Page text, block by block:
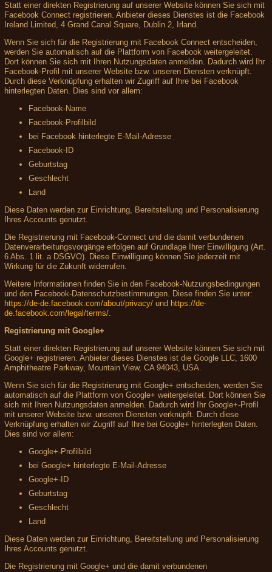
Statt einer direkten Registrierung auf unserer Website können Sie sich mit
Facebook Connect registrieren. Anbieter dieses Dienstes ist die Facebook
Ireland Limited, 4 Grand Canal Square, Dublin 2, Irland.
Wenn Sie sich für die Registrierung mit Facebook Connect entscheiden,
werden Sie automatisch auf die Plattform von Facebook weitergeleitet.
Dort können Sie sich mit Ihren Nutzungsdaten anmelden. Dadurch wird Ihr
Facebook-Profil mit unserer Website bzw. unseren Diensten verknüpft.
Durch diese Verknüpfung erhalten wir Zugriff auf Ihre bei Facebook
hinterlegten Daten. Dies sind vor allem:
Facebook-Name
Facebook-Profilbild
bei Facebook hinterlegte E-Mail-Adresse
Facebook-ID
Geburtstag
Geschlecht
Land
Diese Daten werden zur Einrichtung, Bereitstellung und Personalisierung
Ihres Accounts genutzt.
Die Registrierung mit Facebook-Connect und die damit verbundenen
Datenverarbeitungsvorgänge erfolgen auf Grundlage Ihrer Einwilligung (Art.
6 Abs. 1 lit. a DSGVO). Diese Einwilligung können Sie jederzeit mit
Wirkung für die Zukunft widerrufen.
Weitere Informationen finden Sie in den Facebook-Nutzungsbedingungen
und den Facebook-Datenschutzbestimmungen. Diese finden Sie unter:
https://de-de.facebook.com/about/privacy/ und https://de-
de.facebook.com/legal/terms/.
Registrierung mit Google+
Statt einer direkten Registrierung auf unserer Website können Sie sich mit
Google+ registrieren. Anbieter dieses Dienstes ist die Google LLC, 1600
Amphitheatre Parkway, Mountain View, CA 94043, USA.
Wenn Sie sich für die Registrierung mit Google+ entscheiden, werden Sie
automatisch auf die Plattform von Google+ weitergeleitet. Dort können Sie
sich mit Ihren Nutzungsdaten anmelden. Dadurch wird Ihr Google+-Profil
mit unserer Website bzw. unseren Diensten verknüpft. Durch diese
Verknüpfung erhalten wir Zugriff auf Ihre bei Google+ hinterlegten Daten.
Dies sind vor allem:
Google+-Profilbild
bei Google+ hinterlegte E-Mail-Adresse
Google+-ID
Geburtstag
Geschlecht
Land
Diese Daten werden zur Einrichtung, Bereitstellung und Personalisierung
Ihres Accounts genutzt.
Die Registrierung mit Google+ und die damit verbundenen